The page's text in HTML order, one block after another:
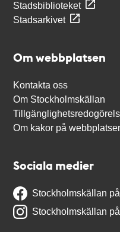
Stadsbiblioteket
Stadsarkivet
Om webbplatsen
Kontakta oss
Om Stockholmskällan
Om kakor på
Sociala medier
Stockholmskällan
Stockholmskällan